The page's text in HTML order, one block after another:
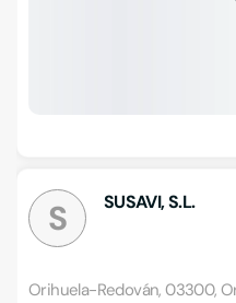
S SUSAVI, S.L.
Orihuela-Redován, 03300,